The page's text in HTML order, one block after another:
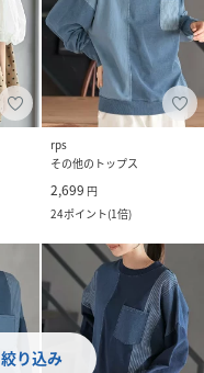
絞り込み
rps
その他のトップス
2,699 円
24ポイント(1倍)